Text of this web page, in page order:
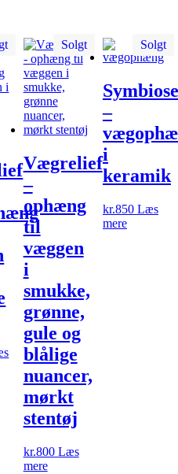
Solgt
Vægrelief
–
ophæng
til
væggen
i
smukke,
grønne,
gule og
blålige
nuancer,
mørkt
stentøj
kr.800 Læs
mere
Solgt
Symbiose
–
i
keramik
kr.850 Læs
mere